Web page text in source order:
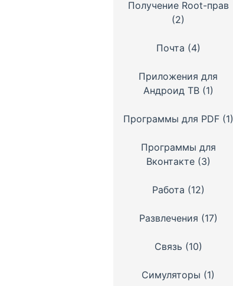
Получение Root-прав
(2)
Почта (4)
Приложения для
Андроид ТВ(1)
Программы для PDF(1)
Программы для
Вконтакте(3)
Работа (12)
Развлечения (17)
Связь (10)
Симуляторы (1)